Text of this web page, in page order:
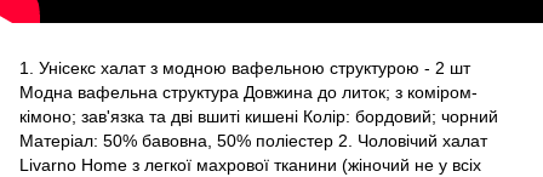
1. Унісекс халат з модною вафельною структурою - 2 шт
Модна вафельна структура Довжина до литок; з коміром-
кімоно; зав'язка та дві вшиті кишені Колір: бордовий; чорний
Матеріал: 50% бавовна, 50% поліестер 2. Чоловічий халат
Livarno Home з легкої махрової тканини (жіночий не у всіх